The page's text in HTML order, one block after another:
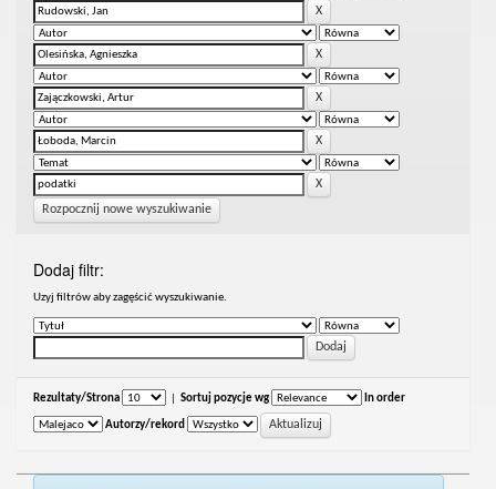
Rozpocznij nowe wyszukiwanie
Dodaj filtr:
Uzyj filtrów aby zagęścić wyszukiwanie.
Rezultaty/Strona Sortuj pozycje wg In order
Autorzy/rekord